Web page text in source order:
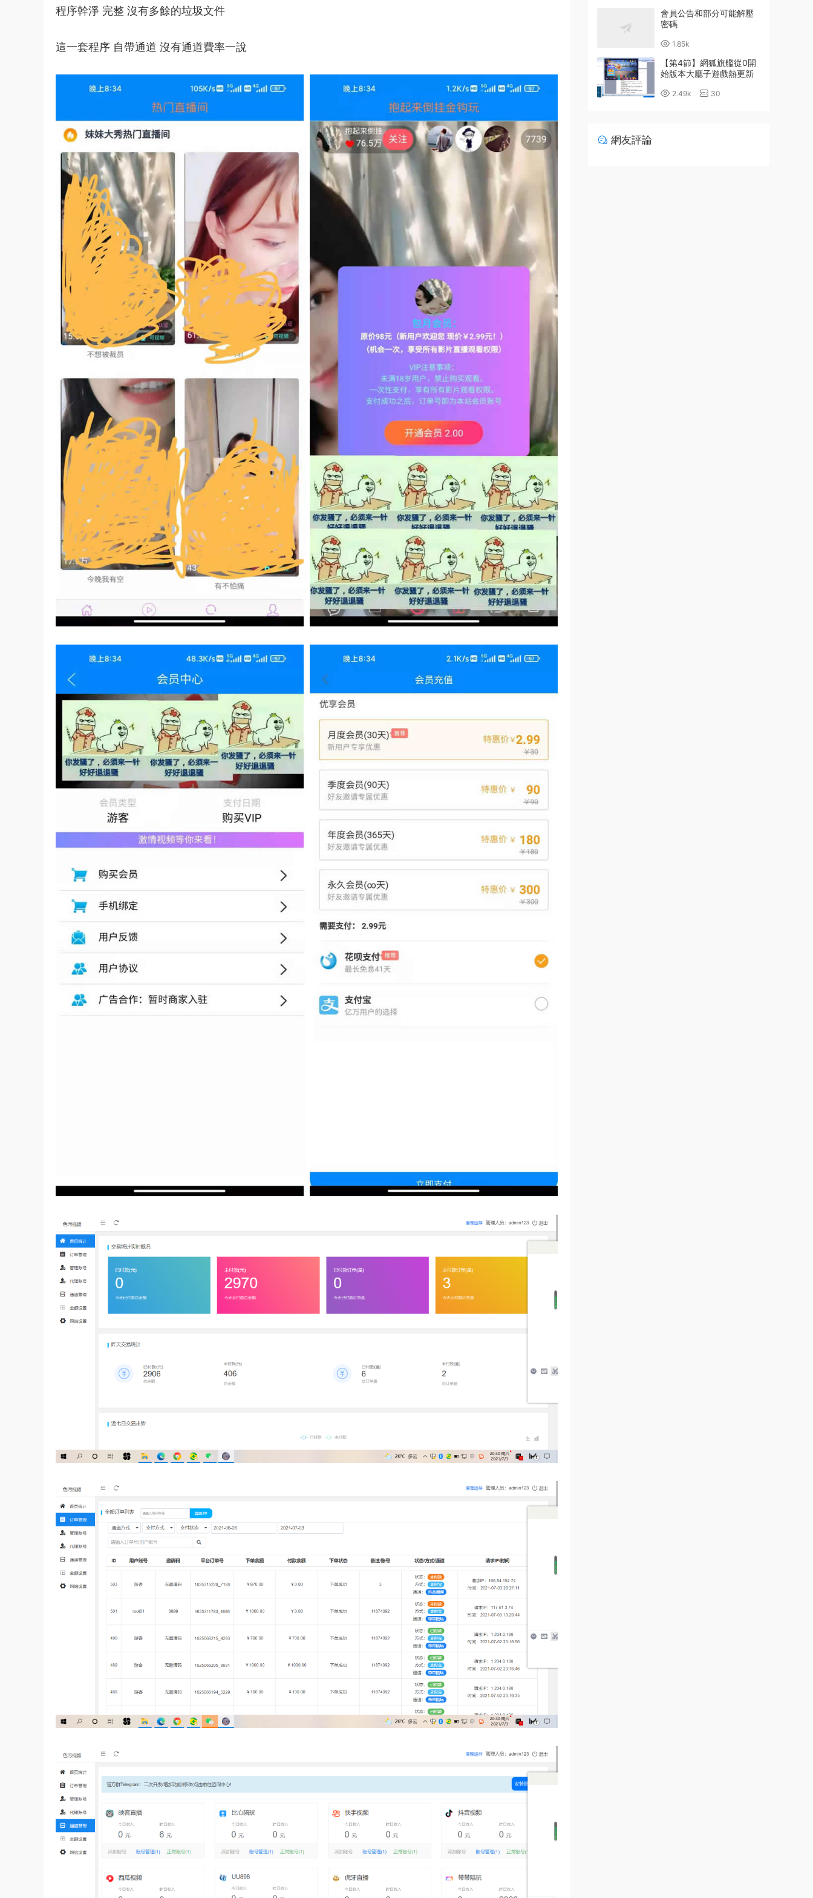
程序幹淨 完整 沒有多餘的垃圾文件
這一套程序 自帶通道 沒有通道費率一說
會員公告和部分可能解壓
密碼
1.85k
【第4節】網狐旗艦從0開
始版本大廳子遊戲熱更新
2.49k 30
網友評論